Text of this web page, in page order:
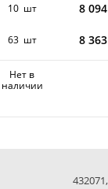
10 шт 8 094
63 шт 8 363
Нет в
наличии